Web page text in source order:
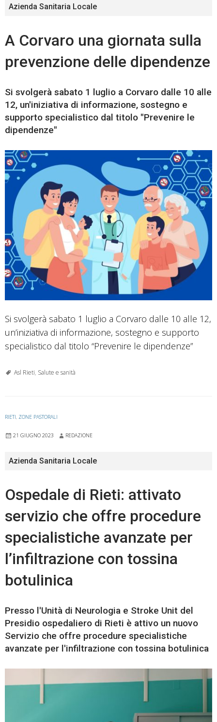
Azienda Sanitaria Locale
A Corvaro una giornata sulla
prevenzione delle dipendenze
Si svolgerà sabato 1 luglio a Corvaro dalle 10 alle
12, un'iniziativa di informazione, sostegno e
supporto specialistico dal titolo "Prevenire le
dipendenze"
Si svolgerà sabato 1 luglio a Corvaro dalle 10 alle 12,
un’iniziativa di informazione, sostegno e supporto
specialistico dal titolo “Prevenire le dipendenze”
Asl Rieti, Salute e sanità
RIETI, ZONE PASTORALI
21 GIUGNO 2023 REDAZIONE
Azienda Sanitaria Locale
Ospedale di Rieti: attivato
servizio che offre procedure
specialistiche avanzate per
l’infiltrazione con tossina
botulinica
Presso l'Unità di Neurologia e Stroke Unit del
Presidio ospedaliero di Rieti è attivo un nuovo
Servizio che offre procedure specialistiche
avanzate per l'infiltrazione con tossina botulinica